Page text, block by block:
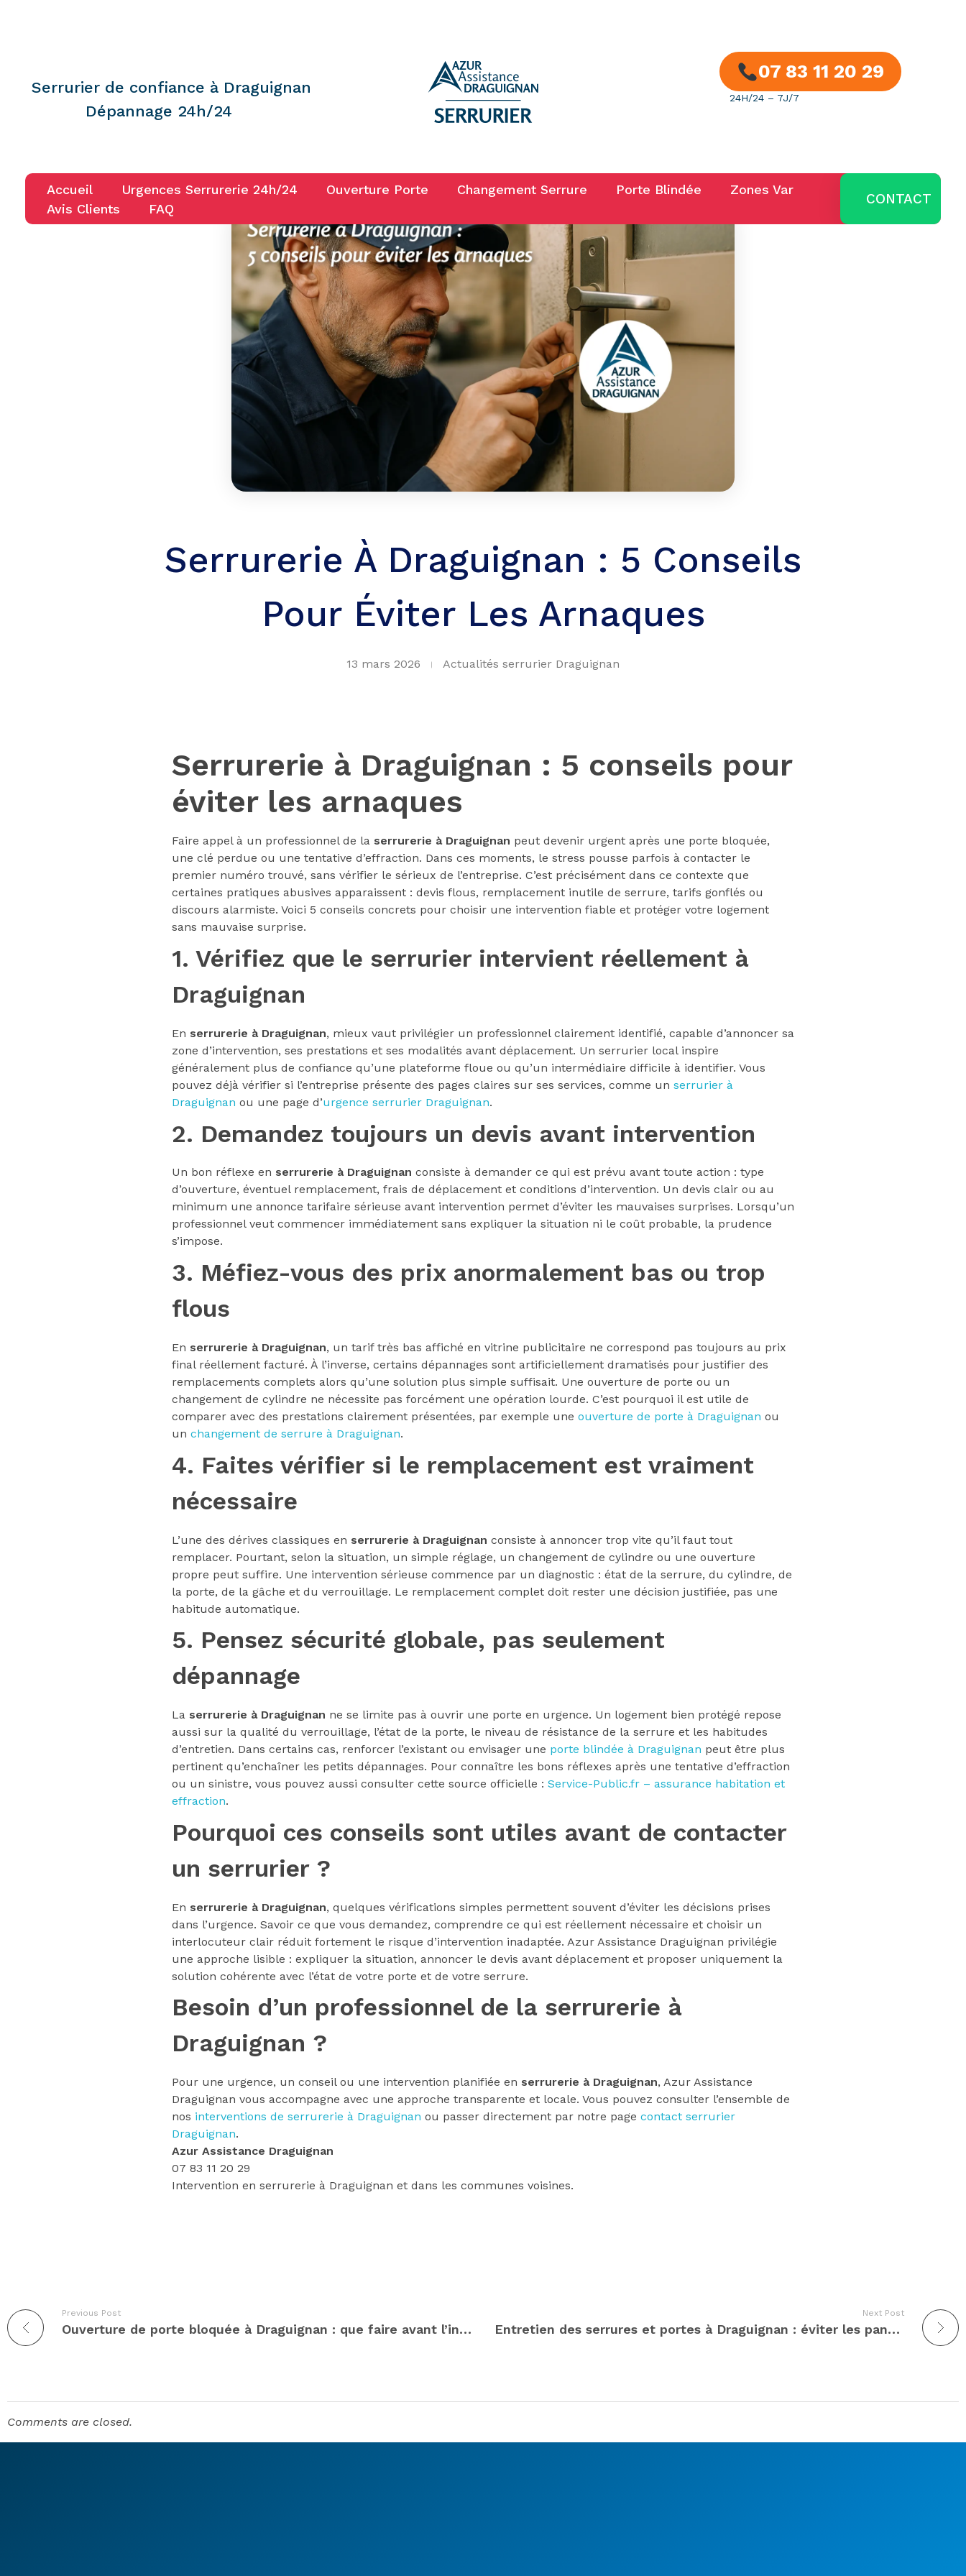
Serrurier de confiance à Draguignan
Dépannage 24h/24
07 83 11 20 29
24H/24 – 7J/7
Accueil Urgences Serrurerie 24h/24 Ouverture Porte Changement Serrure Porte Blindée
Zones Var
Avis Clients
FAQ
CONTACT
Serrurerie À Draguignan : 5 Conseils
Pour Éviter Les Arnaques
13 mars 2026 Actualités serrurier Draguignan
Serrurerie à Draguignan : 5 conseils pour
éviter les arnaques
Faire appel à un professionnel de la serrurerie à Draguignan peut devenir urgent après une porte bloquée,
une clé perdue ou une tentative d’effraction. Dans ces moments, le stress pousse parfois à contacter le
premier numéro trouvé, sans vérifier le sérieux de l’entreprise. C’est précisément dans ce contexte que
certaines pratiques abusives apparaissent : devis flous, remplacement inutile de serrure, tarifs gonflés ou
discours alarmiste. Voici 5 conseils concrets pour choisir une intervention fiable et protéger votre logement
sans mauvaise surprise.
1. Vérifiez que le serrurier intervient réellement à
Draguignan
En serrurerie à Draguignan, mieux vaut privilégier un professionnel clairement identifié, capable d’annoncer sa
zone d’intervention, ses prestations et ses modalités avant déplacement. Un serrurier local inspire
généralement plus de confiance qu’une plateforme floue ou qu’un intermédiaire difficile à identifier. Vous
pouvez déjà vérifier si l’entreprise présente des pages claires sur ses services, comme un serrurier à
Draguignan ou une page d’urgence serrurier Draguignan.
2. Demandez toujours un devis avant intervention
Un bon réflexe en serrurerie à Draguignan consiste à demander ce qui est prévu avant toute action : type
d’ouverture, éventuel remplacement, frais de déplacement et conditions d’intervention. Un devis clair ou au
minimum une annonce tarifaire sérieuse avant intervention permet d’éviter les mauvaises surprises. Lorsqu’un
professionnel veut commencer immédiatement sans expliquer la situation ni le coût probable, la prudence
s’impose.
3. Méfiez-vous des prix anormalement bas ou trop
flous
En serrurerie à Draguignan, un tarif très bas affiché en vitrine publicitaire ne correspond pas toujours au prix
final réellement facturé. À l’inverse, certains dépannages sont artificiellement dramatisés pour justifier des
remplacements complets alors qu’une solution plus simple suffisait. Une ouverture de porte ou un
changement de cylindre ne nécessite pas forcément une opération lourde. C’est pourquoi il est utile de
comparer avec des prestations clairement présentées, par exemple une ouverture de porte à Draguignan ou
un changement de serrure à Draguignan.
4. Faites vérifier si le remplacement est vraiment
nécessaire
L’une des dérives classiques en serrurerie à Draguignan consiste à annoncer trop vite qu’il faut tout
remplacer. Pourtant, selon la situation, un simple réglage, un changement de cylindre ou une ouverture
propre peut suffire. Une intervention sérieuse commence par un diagnostic : état de la serrure, du cylindre, de
la porte, de la gâche et du verrouillage. Le remplacement complet doit rester une décision justifiée, pas une
habitude automatique.
5. Pensez sécurité globale, pas seulement
dépannage
La serrurerie à Draguignan ne se limite pas à ouvrir une porte en urgence. Un logement bien protégé repose
aussi sur la qualité du verrouillage, l’état de la porte, le niveau de résistance de la serrure et les habitudes
d’entretien. Dans certains cas, renforcer l’existant ou envisager une porte blindée à Draguignan peut être plus
pertinent qu’enchaîner les petits dépannages. Pour connaître les bons réflexes après une tentative d’effraction
ou un sinistre, vous pouvez aussi consulter cette source officielle : Service-Public.fr – assurance habitation et
effraction.
Pourquoi ces conseils sont utiles avant de contacter
un serrurier ?
En serrurerie à Draguignan, quelques vérifications simples permettent souvent d’éviter les décisions prises
dans l’urgence. Savoir ce que vous demandez, comprendre ce qui est réellement nécessaire et choisir un
interlocuteur clair réduit fortement le risque d’intervention inadaptée. Azur Assistance Draguignan privilégie
une approche lisible : expliquer la situation, annoncer le devis avant déplacement et proposer uniquement la
solution cohérente avec l’état de votre porte et de votre serrure.
Besoin d’un professionnel de la serrurerie à
Draguignan ?
Pour une urgence, un conseil ou une intervention planifiée en serrurerie à Draguignan, Azur Assistance
Draguignan vous accompagne avec une approche transparente et locale. Vous pouvez consulter l’ensemble de
nos interventions de serrurerie à Draguignan ou passer directement par notre page contact serrurier
Draguignan.
Azur Assistance Draguignan
07 83 11 20 29
Intervention en serrurerie à Draguignan et dans les communes voisines.
Previous Post
Ouverture de porte bloquée à Draguignan : que faire avant l’intervention
Next Post
Entretien des serrures et portes à Draguignan : éviter les pannes
Comments are closed.